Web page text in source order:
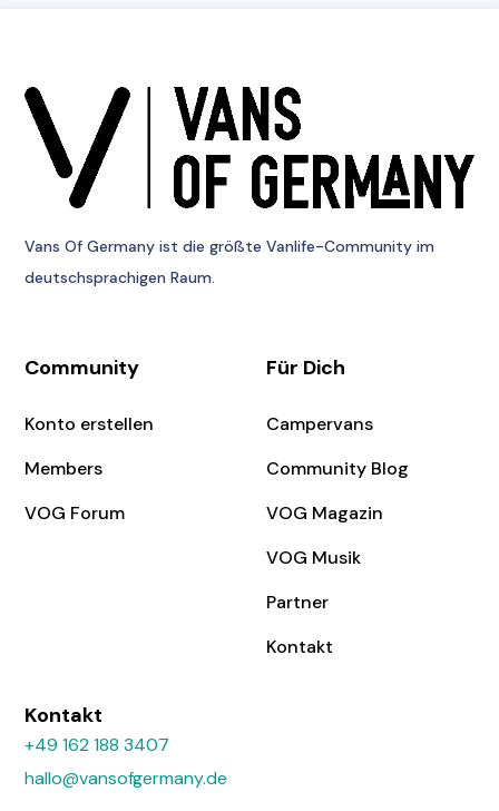
Vans Of Germany ist die größte Vanlife-Community im
deutschsprachigen Raum.
Community
Konto erstellen
Members
VOG Forum
Für Dich
Campervans
Community Blog
VOG Magazin
VOG Musik
Partner
Kontakt
Kontakt
+49 162 188 3407
hallo@vansofgermany.de